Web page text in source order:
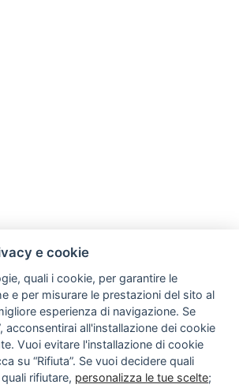
e cookie
quali i cookie, per garantire le
e per misurare le prestazioni del sito al
esperienza di navigazione. Se
acconsentirai all'installazione dei cookie
Vuoi evitare l'installazione di cookie
su “Rifiuta”. Se vuoi decidere quali
rifiutare, personalizza le tue scelte;